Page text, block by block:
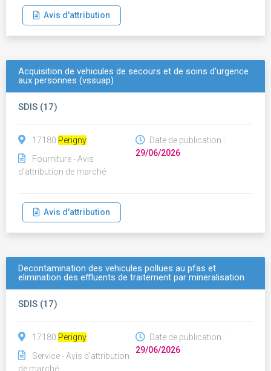
Avis d'attribution
Acquisition de vehicules de secours et de soins d'urgence
aux personnes (vssuap)
SDIS (17)
17180 Perigny
Fourniture - Avis
d'attribution de marché
Date de publication :
29/06/2026
Avis d'attribution
Decontamination des vehicules pollues au pfas et
elimination des effluents de traitement par mineralisation
SDIS (17)
17180 Perigny
Service - Avis d'attribution
de marché
Date de publication :
29/06/2026